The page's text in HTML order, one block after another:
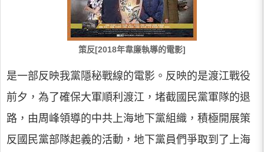
策反[2018年韋廉執導的電影]
是一部反映我黨隱秘戰線的電影。反映的是渡江戰役
前夕，為了確保大軍順利渡江，堵截國民黨軍隊的退
路，由周峰領導的中共上海地下黨組織，積極開展策
反國民黨部隊起義的活動，地下黨員們爭取到了上海